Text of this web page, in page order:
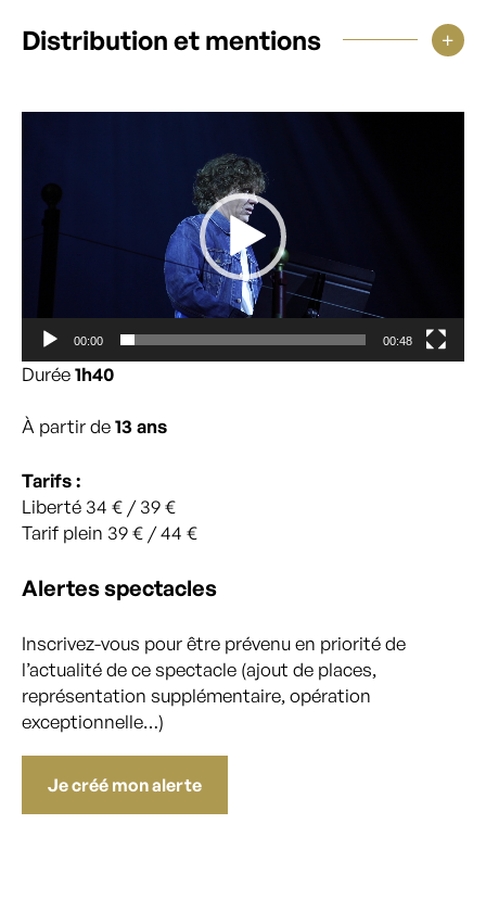
Distribution et mentions
00:00 00:48
Durée1h40
À partir de13 ans
Tarifs :
Liberté 34 € / 39 €
Tarif plein 39 € / 44 €
Alertes spectacles
Inscrivez-vous pour être prévenu en priorité de
l’actualité de ce spectacle (ajout de places,
représentation supplémentaire, opération
exceptionnelle…)
Je créé mon alerte